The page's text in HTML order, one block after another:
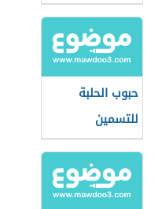
حبوب الحلبة
للتسمين